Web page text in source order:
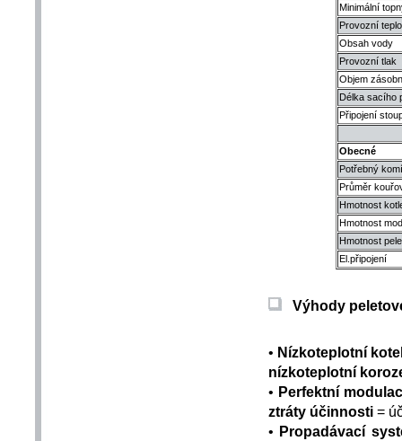
Minimální
Provozní
Obsah vody
Provozní tlak
Objem
Délka sacího
Připojení
Obecné
Potřebný
Průměr
Hmotnost
Hmotnost
Hmotnost
El.připojení
Výhody
• Nízkoteplotní
nízkoteplotní
• Perfektní
ztráty účinnosti =
• Propadávací